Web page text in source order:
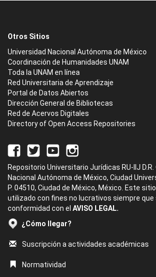
Otros Sitios
Universidad Nacional Autónoma de México
Coordinación de Humanidades UNAM
Toda la UNAM en línea
Red Universitaria de Aprendizaje
Portal de Datos Abiertos
Dirección General de Bibliotecas
Red de Acervos Digitales
Directory of Open Access Repositories
Repositorio Universitario Jurídicas RU-IIJ
Nacional Autónoma de México, Ciudad
P. 04510, Ciudad de México, México. Este
utilizado con fines no lucrativos siempre
conformidad con el AVISO LEGAL.
¿Cómo llegar?
Suscripción a actividades académicas
Normatividad